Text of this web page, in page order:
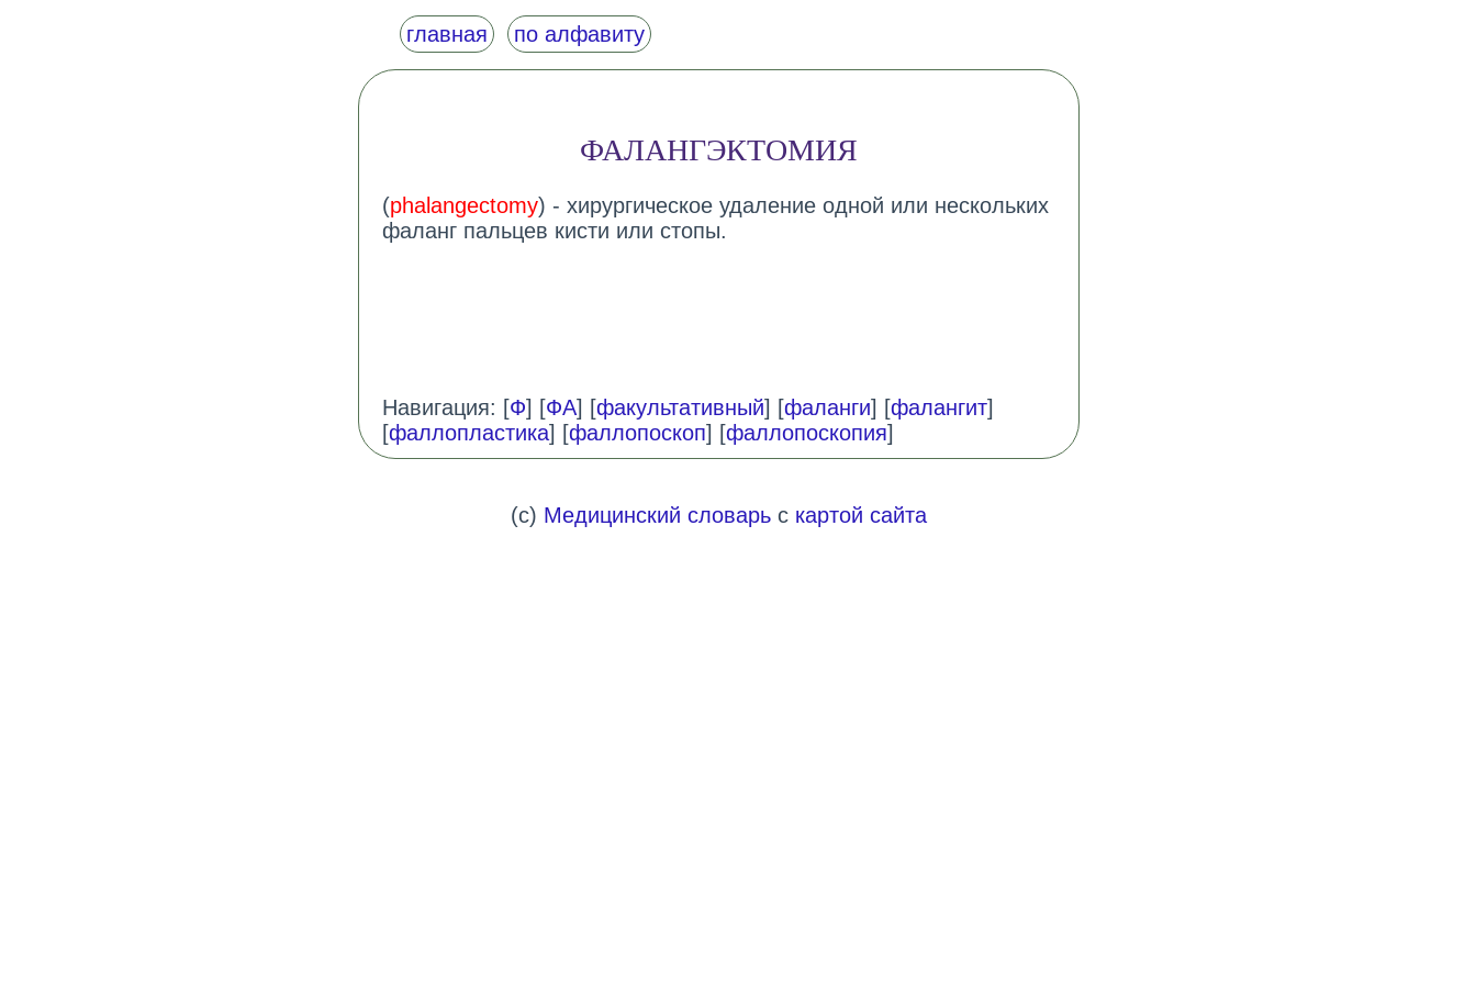
главная по алфавиту
ФАЛАНГЭКТОМИЯ
(phalangectomy) - хирургическое удаление одной или нескольких
фаланг пальцев кисти или стопы.
Навигация: [Ф] [ФА] [факультативный] [фаланги] [фалангит]
[фаллопластика] [фаллопоскоп] [фаллопоскопия]
(c) Медицинский словарьс картой сайта